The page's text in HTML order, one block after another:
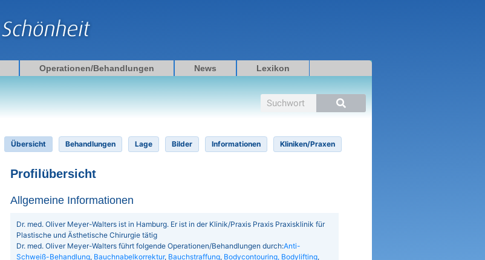
Operationen/Behandlungen News Lexikon
Suche
Übersicht Behandlungen Lage Bilder Informationen Kliniken/Praxen
Profilübersicht
Allgemeine Informationen
Dr. med. Oliver Meyer-Walters ist in Hamburg. Er ist in der Klinik/Praxis Praxis Praxisklinik für
Plastische und Ästhetische Chirurgie tätig
Dr. med. Oliver Meyer-Walters führt folgende Operationen/Behandlungen durch:Anti-
Schweiß-Behandlung, Bauchnabelkorrektur, Bauchstraffung, Bodycontouring, Bodylifting,